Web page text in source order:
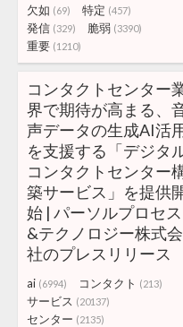
欠如 (69) 特定 (457)
発信 (329) 脆弱 (3390)
重要 (1210)
コンタクトセンター
界で期待が高まる、
声データの生成AI活
を支援する「デジタ
コンタクトセンター
築サービス」を提供
始 | パーソルプロセス
&テクノロジー株式会
社のプレスリリース
ai (6994) コンタクト (213)
サービス (20137)
センター (2135)